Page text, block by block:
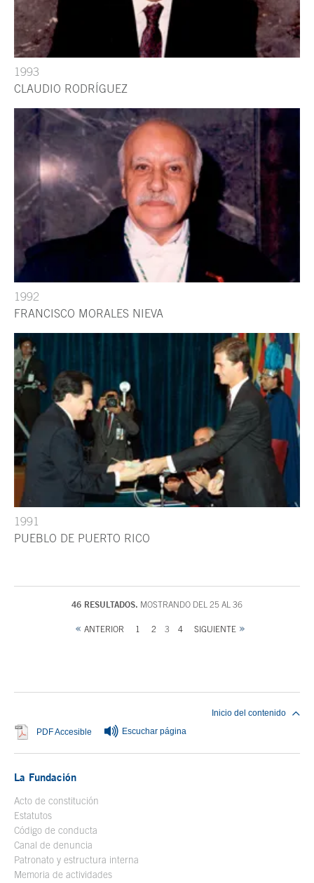
1993
CLAUDIO RODRÍGUEZ
1992
FRANCISCO MORALES NIEVA
1991
PUEBLO DE PUERTO RICO
46 RESULTADOS. MOSTRANDO DEL 25 AL 36
ANTERIOR 1 2 3 4 SIGUIENTE
PDF Accesible Se abre en ventana nueva
Escuchar página
Inicio del contenido
La Fundación
Acto de constitución
Estatutos
Código de conducta
Canal de denuncia
Patronato y estructura interna
Memoria de actividades